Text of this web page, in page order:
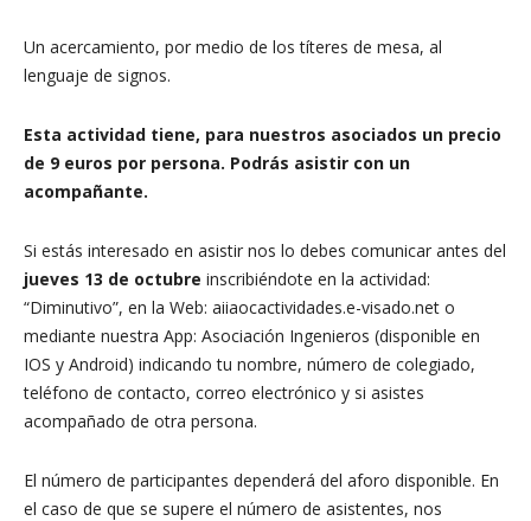
Un acercamiento, por medio de los títeres de mesa, al
lenguaje de signos.
Esta actividad tiene, para nuestros asociados un precio
de 9 euros por persona. Podrás asistir con un
acompañante.
Si estás interesado en asistir nos lo debes comunicar antes del
jueves 13 de octubre inscribiéndote en la actividad:
“Diminutivo”, en la Web: aiiaocactividades.e-visado.net o
mediante nuestra App: Asociación Ingenieros (disponible en
IOS y Android) indicando tu nombre, número de colegiado,
teléfono de contacto, correo electrónico y si asistes
acompañado de otra persona.
El número de participantes dependerá del aforo disponible. En
el caso de que se supere el número de asistentes, nos